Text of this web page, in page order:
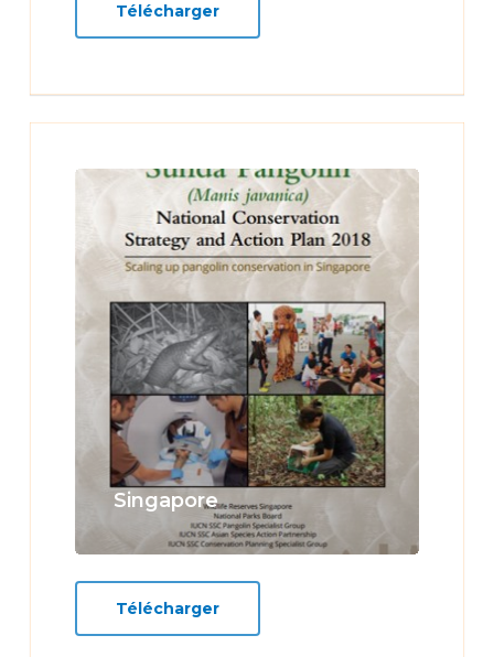
Télécharger
Singapore
Learn
Télécharger